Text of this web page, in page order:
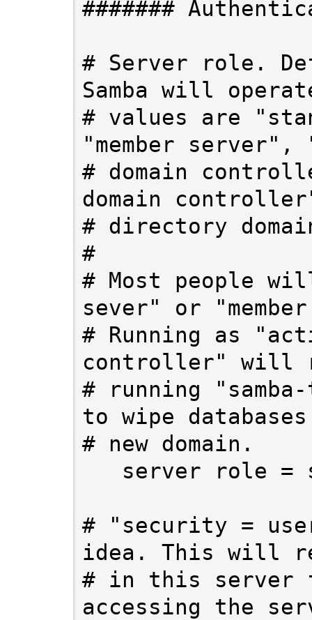
#######
# Server role.
Samba will
# values are
"member
# domain
domain
# directory
#
# Most people
sever" or
# Running as
controller" will
# running
to wipe
# new domain.
# "security =
idea. This will
# in this server
accessing the